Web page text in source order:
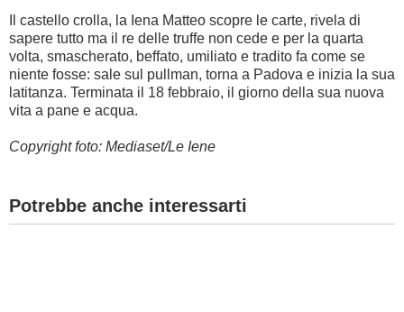
Il castello crolla, la Iena Matteo scopre le carte, rivela di
sapere tutto ma il re delle truffe non cede e per la quarta
volta, smascherato, beffato, umiliato e tradito fa come se
niente fosse: sale sul pullman, torna a Padova e inizia la sua
latitanza. Terminata il 18 febbraio, il giorno della sua nuova
vita a pane e acqua.
Copyright foto: Mediaset/Le Iene
Potrebbe anche interessarti